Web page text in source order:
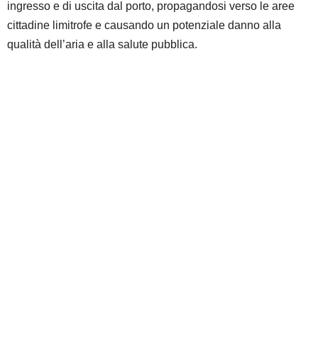
ingresso e di uscita dal porto, propagandosi verso le aree
cittadine limitrofe e causando un potenziale danno alla
qualità dell’aria e alla salute pubblica.